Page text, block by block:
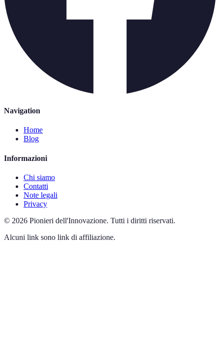
Navigation
Home
Blog
Informazioni
Chi siamo
Contatti
Note legali
Privacy
© 2026 Pionieri dell'Innovazione. Tutti i diritti riservati.
Alcuni link sono link di affiliazione.